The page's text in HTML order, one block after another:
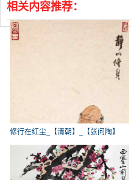
相关内容推荐：
修行在红尘_【清朝】_【张问陶】